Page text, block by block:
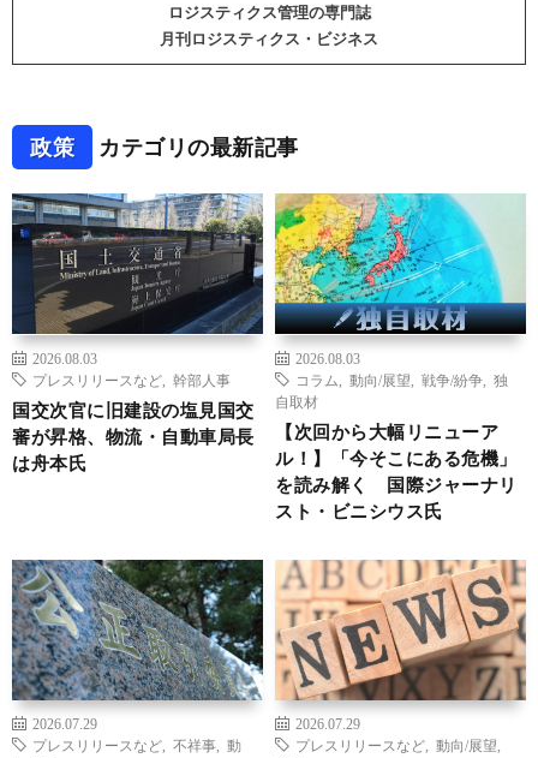
ロジスティクス管理の専門誌
月刊ロジスティクス・ビジネス
政策 カテゴリの最新記事
2026.08.03
プレスリリースなど
幹部人事
国交次官に旧建設の塩見国交
審が昇格、物流・自動車局長
は舟本氏
2026.08.03
コラム
動向/展望 戦争/紛争
独
自取材
【次回から大幅リニューア
ル！】「今そこにある危機」
を読み解く 国際ジャーナリ
スト・ビニシウス氏
2026.07.29
プレスリリースなど
不祥事
動
2026.07.29
プレスリリースなど
動向/展望